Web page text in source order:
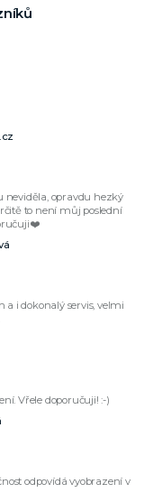
neviděla, opravdu hezký
to není můj poslední
a i dokonalý servis, velmi
Vřele doporučuji! :-)
odpovídá vyobrazení v